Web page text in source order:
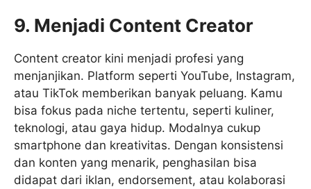
9. Menjadi Content Creator
Content creator kini menjadi profesi yang
menjanjikan. Platform seperti YouTube, Instagram,
atau TikTok memberikan banyak peluang. Kamu
bisa fokus pada niche tertentu, seperti kuliner,
teknologi, atau gaya hidup. Modalnya cukup
smartphone dan kreativitas. Dengan konsistensi
dan konten yang menarik, penghasilan bisa
didapat dari iklan, endorsement, atau kolaborasi